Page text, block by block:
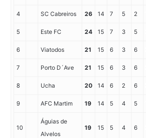
4 SC Cabreiros 26 14 7 5 2
5 Este FC 24 15 7 3 5
6 Viatodos 21 15 6 3 6
7 Porto D´Ave 21 15 6 3 6
8 Ucha 20 14 6 2 6
9 AFC Martim 19 14 5 4 5
10
Águias de
Alvelos
19 15 5 4 6